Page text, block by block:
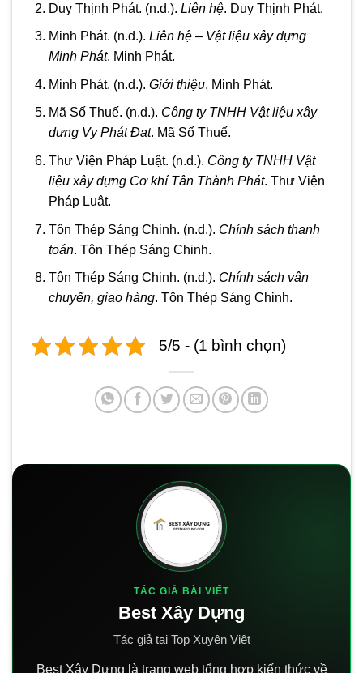
Duy Thịnh Phát. (n.d.). Liên hệ. Duy Thịnh Phát.
Minh Phát. (n.d.). Liên hệ – Vật liệu xây dựng
Minh Phát. Minh Phát.
Minh Phát. (n.d.). Giới thiệu. Minh Phát.
Mã Số Thuế. (n.d.). Công ty TNHH Vật liệu xây
dựng Vy Phát Đạt. Mã Số Thuế.
Thư Viện Pháp Luật. (n.d.). Công ty TNHH Vật
liệu xây dựng Cơ khí Tân Thành Phát. Thư Viện
Pháp Luật.
Tôn Thép Sáng Chinh. (n.d.). Chính sách thanh
toán. Tôn Thép Sáng Chinh.
Tôn Thép Sáng Chinh. (n.d.). Chính sách vận
chuyển, giao hàng. Tôn Thép Sáng Chinh.
5/5 - (1 bình chọn)
TÁC GIẢ BÀI VIẾT
Best Xây Dựng
Tác giả tại Top Xuyên Việt
Best Xây Dựng là trang web tổng hợp kiến thức về